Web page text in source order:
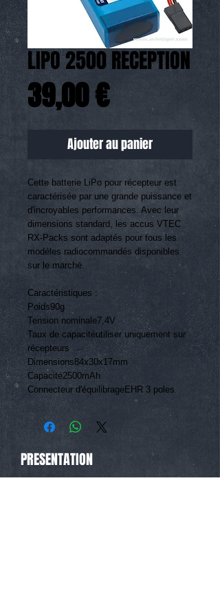
LIPO 2500 RECEPTION
39,00 €Prix
Ajouter au panier
Cette batterie LiPo pour récepteur est
caractérisée par une grande puissance et
d'incroyables performances. Avec leur
dimensions standard, les accus VTEC
RX-Packs sont adaptés pour tous les
modèles radiocommandés disponibles
sur le marché.
Caractéristiques :
Poids90g
Tension nominale7,4V
Taux de capacitéutiliser uniquement sur
récepteurs
Dimensions84x30x17mm
Capacité2500mAh
Connecteur d'équilibrageEHR 3 poles
PRESENTATION